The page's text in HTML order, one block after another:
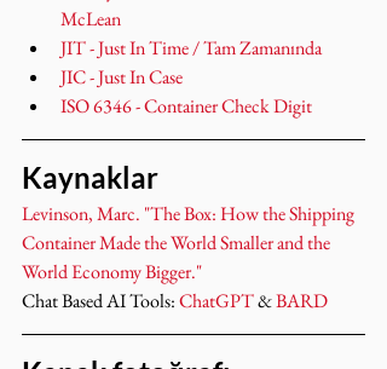
McLean
JIT - Just In Time / Tam Zamanında
JIC - Just In Case
ISO 6346 - Container Check Digit
Kaynaklar
Levinson, Marc. "The Box: How the Shipping
Container Made the World Smaller and the
World Economy Bigger."
Chat Based AI Tools: ChatGPT & BARD